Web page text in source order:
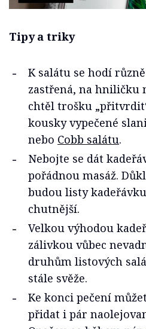
Tipy a triky
K salátu se hodí
zastřená, na hniličku
chtěl trošku
kousky vypečené
nebo Cobb salátu.
Nebojte se dát
pořádnou masáž.
budou listy
chutnější.
Velkou výhodou
zálivkou vůbec
druhům listových
stále svěže.
Ke konci pečení
přidat i pár